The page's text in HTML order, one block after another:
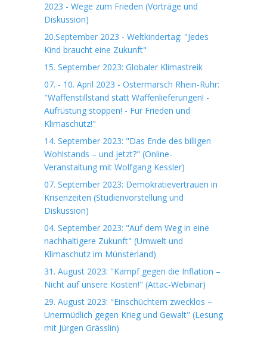
2023 - Wege zum Frieden (Vorträge und
Diskussion)
20.September 2023 - Weltkindertag: "Jedes
Kind braucht eine Zukunft"
15. September 2023: Globaler Klimastreik
07. - 10. April 2023 - Ostermarsch Rhein-Ruhr:
"Waffenstillstand statt Waffenlieferungen! -
Aufrüstung stoppen! - Für Frieden und
Klimaschutz!"
14. September 2023: "Das Ende des billigen
Wohlstands – und jetzt?" (Online-
Veranstaltung mit Wolfgang Kessler)
07. September 2023: Demokratievertrauen in
Krisenzeiten (Studienvorstellung und
Diskussion)
04. September 2023: "Auf dem Weg in eine
nachhaltigere Zukunft" (Umwelt und
Klimaschutz im Münsterland)
31. August 2023: "Kampf gegen die Inflation –
Nicht auf unsere Kosten!" (Attac-Webinar)
29. August 2023: "Einschüchtern zwecklos –
Unermüdlich gegen Krieg und Gewalt" (Lesung
mit Jürgen Grässlin)